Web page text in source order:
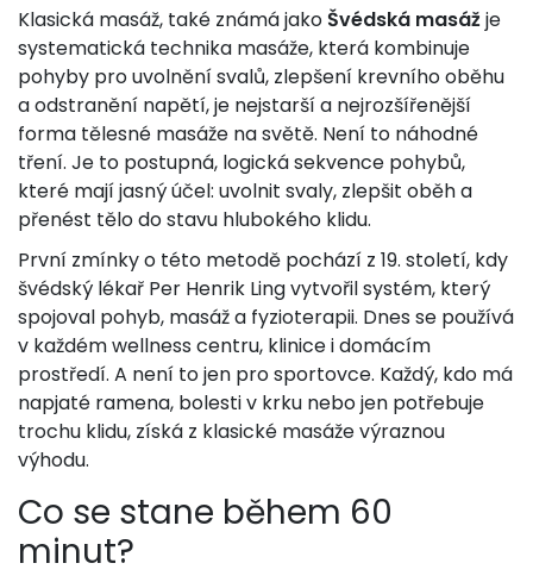
Klasická masáž, také známá jako Švédská masážje
systematická technika masáže, která kombinuje
pohyby pro uvolnění svalů, zlepšení krevního oběhu
a odstranění napětí, je nejstarší a nejrozšířenější
forma tělesné masáže na světě. Není to náhodné
tření. Je to postupná, logická sekvence pohybů,
které mají jasný účel: uvolnit svaly, zlepšit oběh a
přenést tělo do stavu hlubokého klidu.
První zmínky o této metodě pochází z 19. století, kdy
švédský lékař Per Henrik Ling vytvořil systém, který
spojoval pohyb, masáž a fyzioterapii. Dnes se používá
v každém wellness centru, klinice i domácím
prostředí. A není to jen pro sportovce. Každý, kdo má
napjaté ramena, bolesti v krku nebo jen potřebuje
trochu klidu, získá z klasické masáže výraznou
výhodu.
Co se stane během 60
minut?